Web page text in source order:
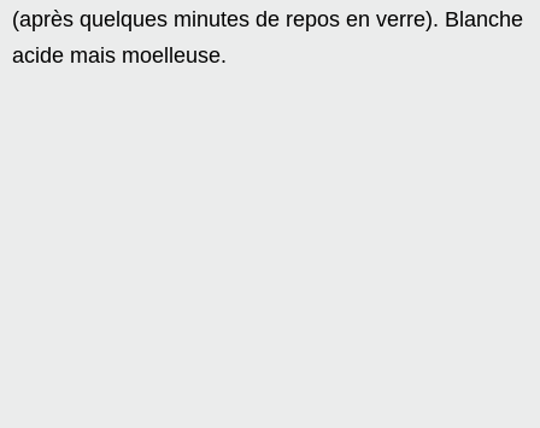
(après quelques minutes de repos en verre). Blanche
acide mais moelleuse.